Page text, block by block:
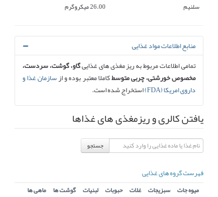
سلنیم
26.00 میکروگرم
منابع اطلاعات مواد غذایی
تمامی اطلاعات مربوط به ریز مغذی های غذاییگاو، گوشت، سردست،
مخصوص خورشتی، چربی متوسطکاملا معتبر بوده و ازسازمان غذا و
داروی امریکا (FDA)
استخراج شده است.
یافتن کالری و ریزمغذی های غذاها
جستجو
فهرست گروه های غذایی
میوه جات سبزیجات غلات حبوبات لبنیات گوشت ها ماهی ها